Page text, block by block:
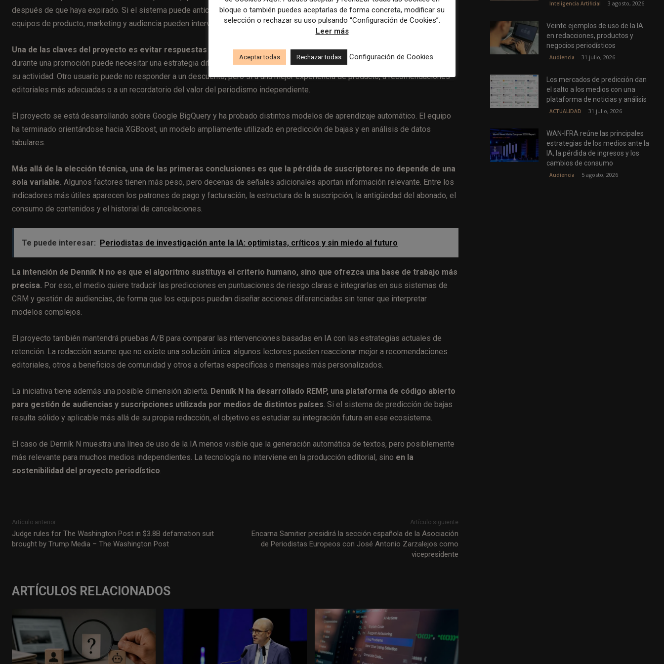
después de que haya expirado. Si el sistema puede anticipar qué usuarios tienen más probabilidad de llegar a ese punto, los
equipos de producto, marketing y audiencia pueden intervenir antes de que la baja sea definitiva.
Una de las claves del proyecto es evitar respuestas uniformes para perfiles muy distintos.
durante una promoción puede necesitar una estrategia diferente a la de otro que lleva años apoyando al medio pero ha reducido
su actividad. Otro usuario puede no responder a un descuento, pero sí a una mejor experiencia de producto, a recomendaciones
editoriales más adecuadas o a un recordatorio del valor del periodismo independiente.
El proyecto se está desarrollando sobre Google BigQuery y ha probado distintos modelos de aprendizaje automático. El equipo
ha terminado orientándose hacia XGBoost, un modelo ampliamente utilizado en predicción de bajas y en análisis de datos
tabulares.
Más allá de la elección técnica, una de las primeras conclusiones es que la pérdida de suscriptores no depende de una
sola variable. Algunos factores tienen más peso, pero decenas de señales adicionales aportan información relevante. Entre los
indicadores más útiles aparecen los patrones de pago y facturación, la estructura de la suscripción, la antigüedad del abonado, el
consumo de contenidos y el historial de cancelaciones.
Te puede interesar: Periodistas de investigación ante la IA: optimistas, críticos y sin miedo al futuro
La intención de Denník N no es que el algoritmo sustituya el criterio humano, sino que ofrezca una base de trabajo más
precisa. Por eso, el medio quiere traducir las predicciones en puntuaciones de riesgo claras e integrarlas en sus sistemas de
CRM y gestión de audiencias, de forma que los equipos puedan diseñar acciones diferenciadas sin tener que interpretar
modelos complejos.
El proyecto también mantendrá pruebas A/B para comparar las intervenciones basadas en IA con las estrategias actuales de
retención. La redacción asume que no existe una solución única: algunos lectores pueden reaccionar mejor a recomendaciones
editoriales, otros a beneficios de comunidad y otros a ofertas específicas o mensajes más personalizados.
La iniciativa tiene además una posible dimensión abierta. Denník N ha desarrollado REMP, una plataforma de código abierto
para gestión de audiencias y suscripciones utilizada por medios de distintos países. Si el sistema de predicción de bajas
resulta sólido y aplicable más allá de su propia redacción, el objetivo es estudiar su integración futura en ese ecosistema.
El caso de Denník N muestra una línea de uso de la IA menos visible que la generación automática de textos, pero posiblemente
más relevante para muchos medios independientes. La tecnología no interviene en la producción editorial, sino en la
sostenibilidad del proyecto periodístico.
Artículo anterior
Judge rules for The Washington Post in $3.8B defamation suit
brought by Trump Media – The Washington Post
Artículo siguiente
Encarna Samitier presidirá la sección española de la Asociación
de Periodistas Europeos con José Antonio Zarzalejos como
vicepresidente
ARTÍCULOS RELACIONADOS
Inteligencia Artificial 3 agosto, 2026
Veinte ejemplos de uso de la IA
en redacciones, productos y
negocios periodísticos
Audiencia 31 julio, 2026
Los mercados de predicción dan
el salto a los medios con una
plataforma de noticias y análisis
ACTUALIDAD 31 julio, 2026
WAN-IFRA reúne las principales
estrategias de los medios ante la
IA, la pérdida de ingresos y los
cambios de consumo
Audiencia 5 agosto, 2026
bloque o también puedes aceptarlas de forma concreta, modificar su
selección o rechazar su uso pulsando “Configuración de Cookies”.
Leer más
Aceptar todas Rechazar todas Configuración de Cookies